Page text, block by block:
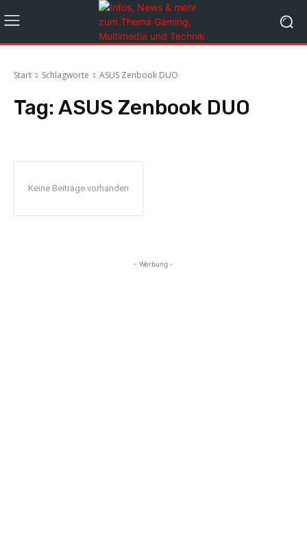
Start Schlagworte ASUS Zenbook DUO
Tag: ASUS Zenbook DUO
Keine Beiträge vorhanden
- Werbung -